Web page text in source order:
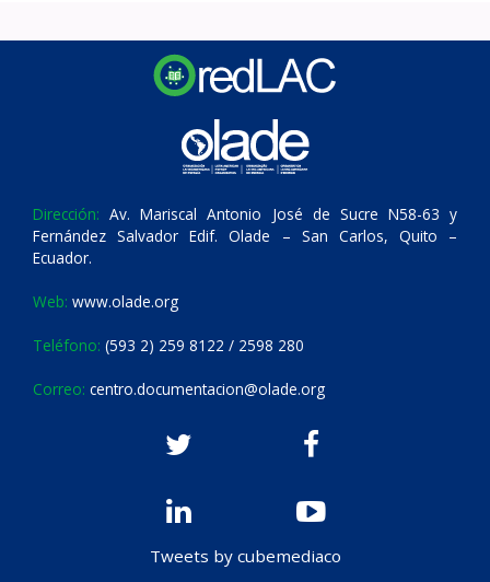
Dirección: Av. Mariscal Antonio José de Sucre N58-63 y
Fernández Salvador Edif. Olade – San Carlos, Quito –
Ecuador.
Web: www.olade.org
Teléfono: (593 2) 259 8122 / 2598 280
Correo: centro.documentacion@olade.org
Tweets by cubemediaco